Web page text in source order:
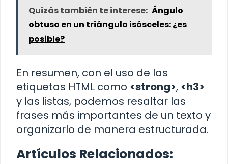
Quizás también te interese: Ángulo
obtuso en un triángulo isósceles: ¿es
posible?
En resumen, con el uso de las
etiquetas HTML como <strong>, <h3>
y las listas, podemos resaltar las
frases más importantes de un texto y
organizarlo de manera estructurada.
Artículos Relacionados: